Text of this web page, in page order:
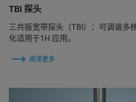
TBI 探头
三共振宽带探头（TBI）：可调谐多
化适用于1H 应用。
阅读更多